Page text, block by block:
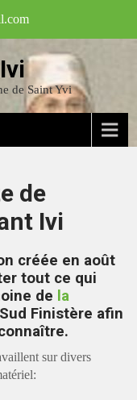
de Saint Yvi
de
Ivi
créée en août
tout ce qui
de la
Finistère afin
sur divers